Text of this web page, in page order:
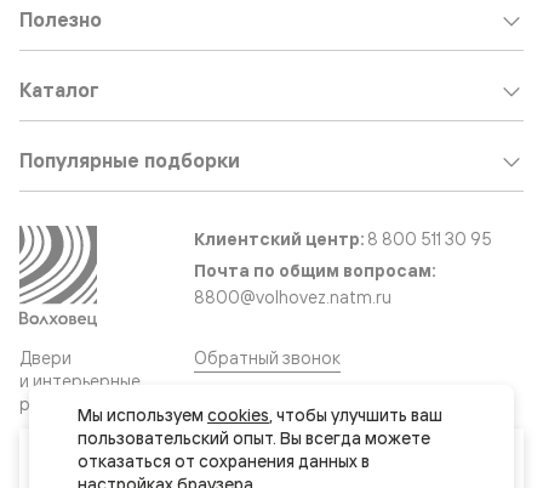
Ваш город
Двери
и интерьерные
решения
Полезно
Каталог
Популярные подборки
Клиентский центр: 8 800 511 30 95
Почта по общим вопросам:
8800@volhovez.natm.ru
Обратный звонок
Сайт не является публичной офертой
Мы используем cookies, чтобы улучшить ваш
пользовательский опыт. Вы всегда можете
отказаться от сохранения данных в